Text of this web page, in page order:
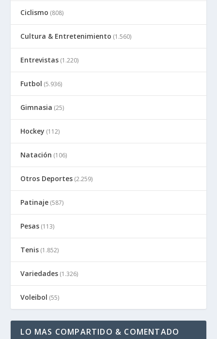
Ciclismo (808)
Cultura & Entretenimiento (1.560)
Entrevistas (1.220)
Futbol (5.936)
Gimnasia (25)
Hockey (112)
Natación (106)
Otros Deportes (2.259)
Patinaje (587)
Pesas (113)
Tenis (1.852)
Variedades (1.326)
Voleibol (55)
LO MAS COMPARTIDO & COMENTADO